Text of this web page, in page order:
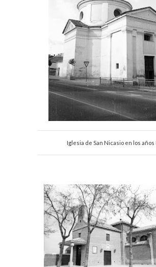
Iglesia de San Nicasio en los años